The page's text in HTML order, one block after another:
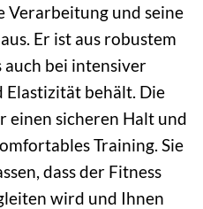
Verarbeitung und seine
Er ist aus robustem
bei intensiver
Elastizität behält. Die
einen sicheren Halt und
Training. Sie
dass der Fitness
wird und Ihnen